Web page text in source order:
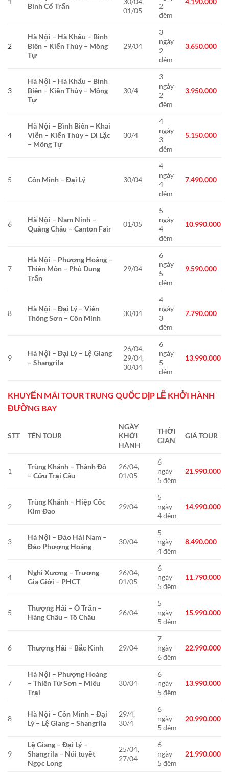
Bình Cổ Trấn
01/05
2
đêm
2
Hà Nội – Hà Khẩu – Bình
Biên – Kiến Thủy – Mông
Tự
29/04
3
ngày
2
đêm
3.650.000
3
Hà Nội – Hà Khẩu – Bình
Biên – Kiến Thủy – Mông
Tự
30/4
3
ngày
2
đêm
3.950.000
4
Hà Nội – Bình Biên – Khai
Viễn – Kiến Thủy – Di Lặc
– Mông Tự
30/4
4
ngày
3
đêm
5.150.000
5 Côn Minh – Đại Lý 30/04
4
ngày
4
đêm
7.490.000
6
Hà Nội – Nam Ninh –
Quảng Châu – Canton Fair
01/05
5
ngày
4
đêm
10.990.000
7
Hà Nội – Phượng Hoàng –
Thiên Môn – Phù Dung
Trấn
29/04
6
ngày
5
đêm
9.590.000
8
Hà Nội – Đại Lý – Viên
Thông Sơn – Côn Minh
30/04
4
ngày
3
đêm
7.790.000
9
Hà Nội – Đại Lý – Lệ Giang
– Shangrila
26/04,
29/04,
30/04
6
ngày
5
đêm
13.990.000
KHUYẾN MÃI TOUR TRUNG QUỐC DỊP LỄ KHỞI HÀNH
ĐƯỜNG BAY
STT TÊN TOUR
NGÀY
KHỞI
HÀNH
THỜI
GIAN
GIÁ TOUR
1
Trùng Khánh – Thành Đô
– Cửu Trại Câu
26/04,
01/05
6
ngày
5 đêm
21.990.000
2
Trùng Khánh – Hiệp Cốc
Kim Đao
29/04
5
ngày
4 đêm
14.990.000
3
Hà Nội – Đảo Hải Nam –
Đảo Phượng Hoàng
30/04
5
ngày
4 đêm
8.490.000
4
Nghi Xương – Trương
Gia Giới – PHCT
26/04,
01/05
6
ngày
5 đêm
11.790.000
5
Thượng Hải – Ô Trấn –
Hàng Châu – Tô Châu
26/04
5
ngày
5 đêm
15.990.000
6 Thượng Hải – Bắc Kinh 29/04
7
ngày
6 đêm
22.990.000
7
Hà Nội – Phượng Hoàng
– Thiên Tử Sơn – Miêu
Trại
30/04
6
ngày
5 đêm
13.990.000
8
Hà Nội – Côn Minh – Đại
Lý – Lệ Giang – Shangrila
29/4,
30/4
6
ngày
5 đêm
20.990.000
9
Lệ Giang – Đại Lý –
Shangrila – Núi tuyết
Ngọc Long
25/04,
27/04
6
ngày
5 đêm
21.990.000